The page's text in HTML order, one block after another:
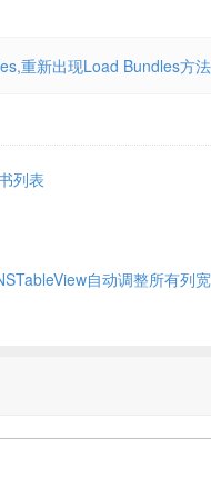
重新出现Load Bundles方法
列表
自动调整所有列宽